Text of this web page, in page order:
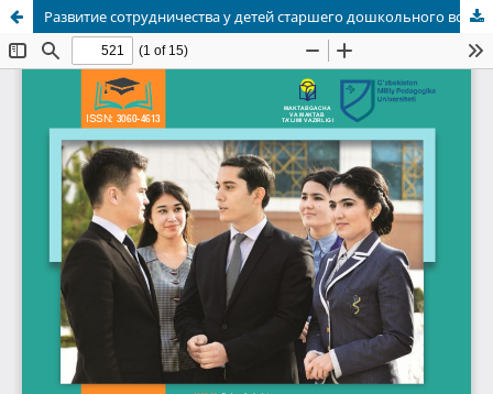
Развитие сотрудничества у детей старшего дошкольного возраста в проектной деятельности